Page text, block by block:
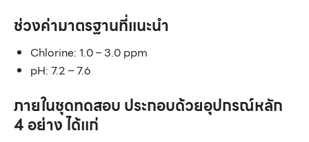
ช่วงค่ามาตรฐานที่แนะนำ
Chlorine: 1.0 – 3.0 ppm
pH: 7.2 – 7.6
ภายในชุดทดสอบ ประกอบด้วยอุปกรณ์หลัก
4 อย่าง ได้แก่